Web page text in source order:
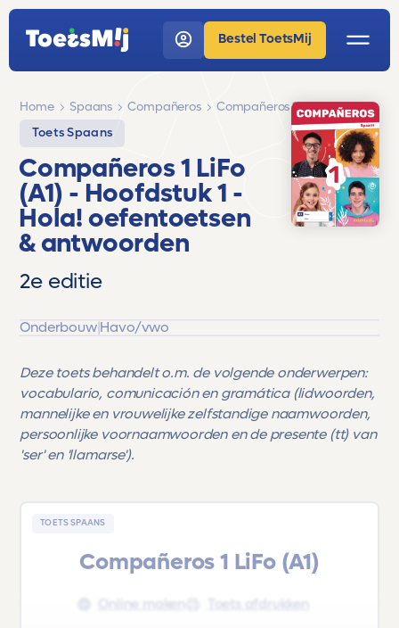
Bestel ToetsMij
Home Spaans Compañeros
Compañeros 1 LiFo (A1)
Toets Spaans
Compañeros 1 LiFo
(A1) - Hoofdstuk 1 -
Hola!oefentoetsen
& antwoorden
2e editie
Onderbouw|Havo/vwo
Deze toets behandelt o.m. de volgende onderwerpen:
vocabulario, comunicación en gramática (lidwoorden,
mannelijke en vrouwelijke zelfstandige naamwoorden,
persoonlijke voornaamwoorden en de presente (tt) van
'ser' en 'llamarse').
TOETS SPAANS
Compañeros 1 LiFo (A1)
Online maken Toets afdrukken